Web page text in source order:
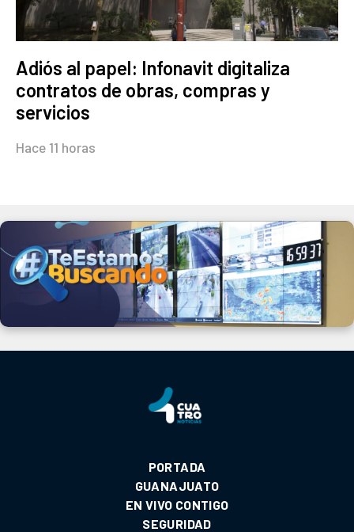
Adiós al papel: Infonavit digitaliza
contratos de obras, compras y
servicios
Hace 11 horas
PORTADA
GUANAJUATO
EN VIVO CONTIGO
SEGURIDAD